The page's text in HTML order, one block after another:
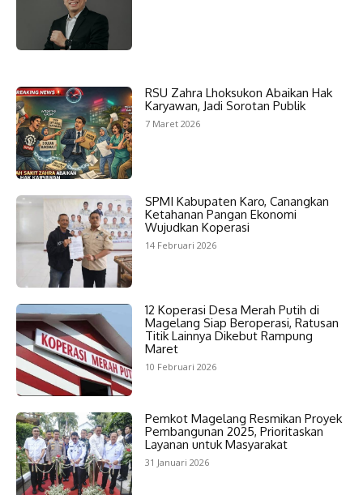
RSU Zahra Lhoksukon Abaikan Hak
Karyawan, Jadi Sorotan Publik
7 Maret 2026
SPMI Kabupaten Karo, Canangkan
Ketahanan Pangan Ekonomi
Wujudkan Koperasi
14 Februari 2026
12 Koperasi Desa Merah Putih di
Magelang Siap Beroperasi, Ratusan
Titik Lainnya Dikebut Rampung
Maret
10 Februari 2026
Pemkot Magelang Resmikan Proyek
Pembangunan 2025, Prioritaskan
Layanan untuk Masyarakat
31 Januari 2026